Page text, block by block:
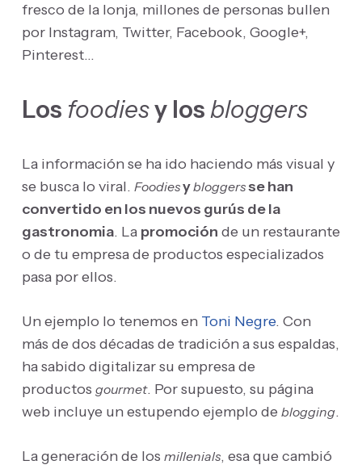
fresco de la lonja, millones de personas bullen
por Instagram, Twitter, Facebook, Google+,
Pinterest…
Los foodiesy losbloggers
La información se ha ido haciendo más visual y
se busca lo viral. Foodiesybloggersse han
convertido en los nuevos gurús de la
gastronomia. La promoción de un restaurante
o de tu empresa de productos especializados
pasa por ellos.
Un ejemplo lo tenemos en Toni Negre. Con
más de dos décadas de tradición a sus espaldas,
ha sabido digitalizar su empresa de
productos gourmet. Por supuesto, su página
web incluye un estupendo ejemplo de blogging.
La generación de los millenials, esa que cambió